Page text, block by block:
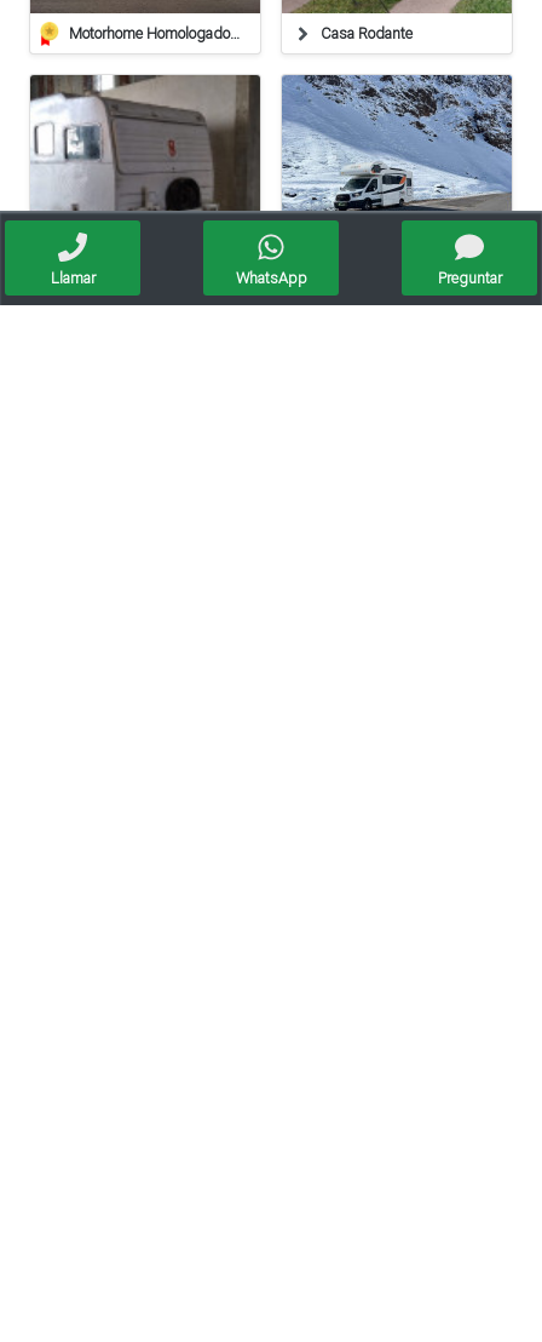
Motorhome Homologado 100% Autosuficiente, Se Maneja Con Carnet Comun B1!!! Casa Rodante
Casilla Rodante Motorhome Ford Transit Chasis Cinzia Con Butacas De Ram Y Vigia
Llamar WhatsApp Preguntar